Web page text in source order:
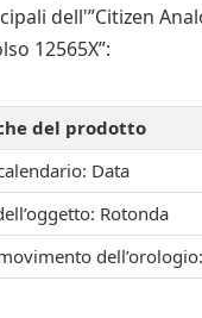
dell'”Citizen
12565X”:
del prodotto
Data
Rotonda